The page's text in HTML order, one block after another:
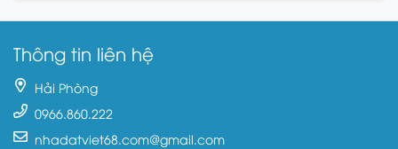
Thông tin liên hệ
Hải Phòng
0966.860.222
nhadatviet68.com@gmail.com